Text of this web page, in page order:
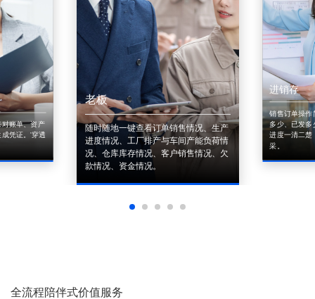
账单、资产
凭证。'穿透
老板
随时随地一键查看订单销售情况、生产
进度情况、工厂排产与车间产能负荷情
况、仓库库存情况、客户销售情况、欠
款情况、资金情况。
进销存
销售订单操作
多少、已发多
进度一清二楚
采。
全流程陪伴式价值服务